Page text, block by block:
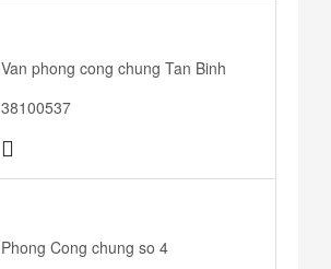
Van phong cong chung Tan Binh
38100537
Phong Cong chung so 4